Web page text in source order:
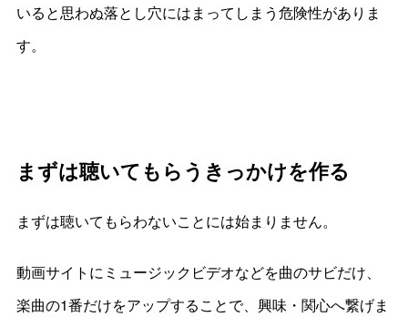
いると思わぬ落とし穴にはまってしまう危険性がありま
す。
まずは聴いてもらうきっかけを作る
まずは聴いてもらわないことには始まりません。
動画サイトにミュージックビデオなどを曲のサビだけ、
楽曲の1番だけをアップすることで、興味・関心へ繋げま